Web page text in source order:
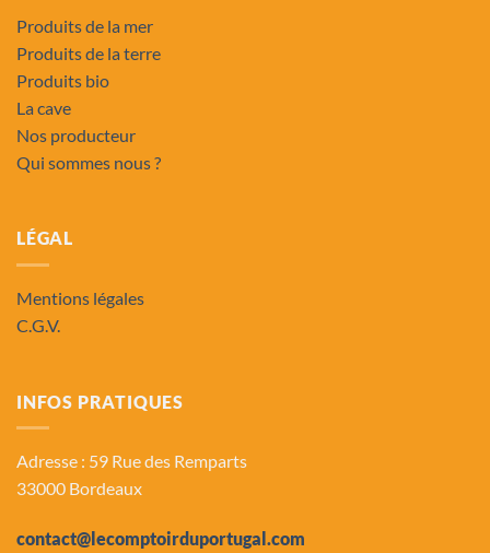
Produits de la mer
Produits de la terre
Produits bio
La cave
Nos producteur
Qui sommes nous ?
LÉGAL
Mentions légales
C.G.V.
INFOS PRATIQUES
Adresse : 59 Rue des Remparts
33000 Bordeaux
contact@lecomptoirduportugal.com